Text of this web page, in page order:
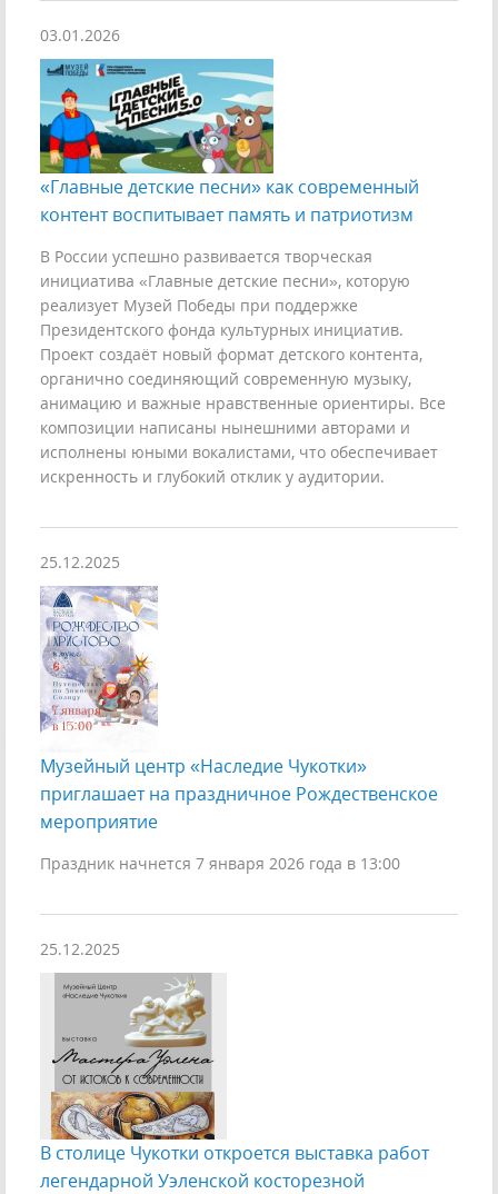
03.01.2026
«Главные детские песни» как современный
контент воспитывает память и патриотизм
В России успешно развивается творческая
инициатива «Главные детские песни», которую
реализует Музей Победы при поддержке
Президентского фонда культурных инициатив.
Проект создаёт новый формат детского контента,
органично соединяющий современную музыку,
анимацию и важные нравственные ориентиры. Все
композиции написаны нынешними авторами и
исполнены юными вокалистами, что обеспечивает
искренность и глубокий отклик у аудитории.
25.12.2025
Музейный центр «Наследие Чукотки»
приглашает на праздничное Рождественское
мероприятие
Праздник начнется 7 января 2026 года в 13:00
25.12.2025
В столице Чукотки откроется выставка работ
легендарной Уэленской косторезной